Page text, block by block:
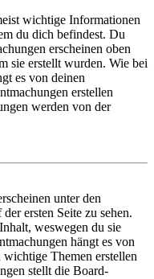
wichtige Informationen
du dich befindest. Du
erscheinen oben
sie erstellt wurden. Wie bei
es von deinen
erstellen
werden von der
unter den
ersten Seite zu sehen.
weswegen du sie
hängt es von
Themen erstellen
stellt die Board-